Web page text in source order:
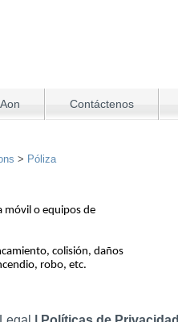
Contáctenos
> Póliza
móvil o equipos de
colisión, daños
robo, etc.